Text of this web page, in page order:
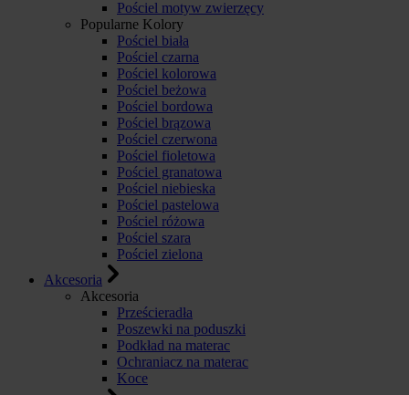
Pościel motyw zwierzęcy
Popularne Kolory
Pościel biała
Pościel czarna
Pościel kolorowa
Pościel beżowa
Pościel bordowa
Pościel brązowa
Pościel czerwona
Pościel fioletowa
Pościel granatowa
Pościel niebieska
Pościel pastelowa
Pościel różowa
Pościel szara
Pościel zielona
Akcesoria
Akcesoria
Prześcieradła
Poszewki na poduszki
Podkład na materac
Ochraniacz na materac
Koce